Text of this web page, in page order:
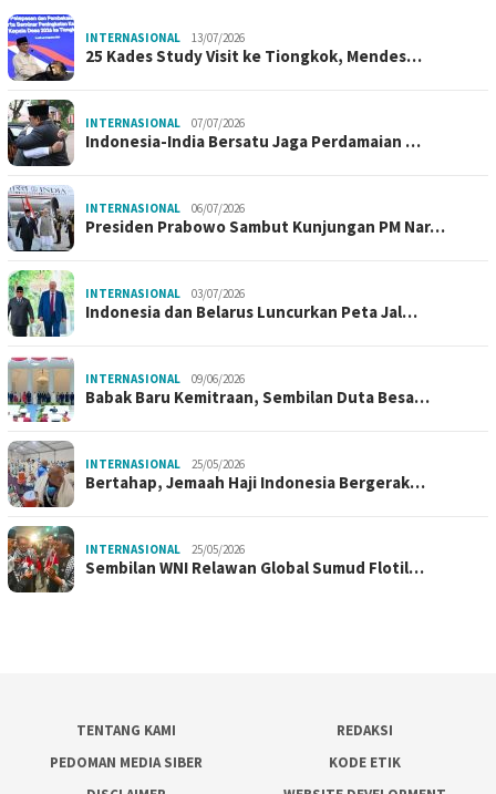
INTERNASIONAL 13/07/2026
25 Kades Study Visit ke Tiongkok, Mendes…
INTERNASIONAL 07/07/2026
Indonesia-India Bersatu Jaga Perdamaian …
INTERNASIONAL 06/07/2026
Presiden Prabowo Sambut Kunjungan PM Nar…
INTERNASIONAL 03/07/2026
Indonesia dan Belarus Luncurkan Peta Jal…
INTERNASIONAL 09/06/2026
Babak Baru Kemitraan, Sembilan Duta Besa…
INTERNASIONAL 25/05/2026
Bertahap, Jemaah Haji Indonesia Bergerak…
INTERNASIONAL 25/05/2026
Sembilan WNI Relawan Global Sumud Flotil…
TENTANG KAMI
REDAKSI
PEDOMAN MEDIA SIBER
KODE ETIK